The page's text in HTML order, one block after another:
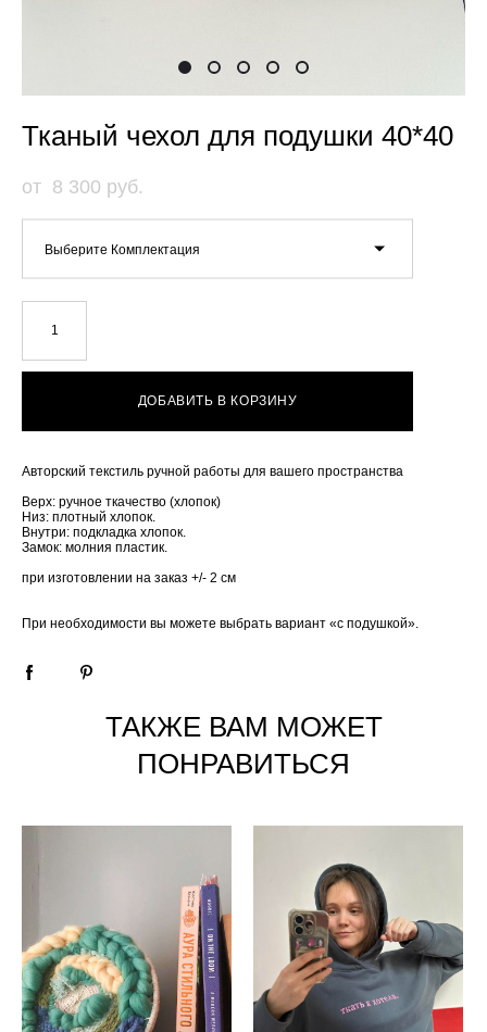
Тканый чехол для подушки 40*40
от 8 300 pуб.
Выберите Комплектация
ДОБАВИТЬ В КОРЗИНУ
Авторский текстиль ручной работы для вашего пространства
Верх: ручное ткачество (хлопок)
Низ: плотный хлопок.
Внутри: подкладка хлопок.
Замок: молния пластик.
при изготовлении на заказ +/- 2 см
При необходимости вы можете выбрать вариант «с подушкой».
ТАКЖЕ ВАМ МОЖЕТ
ПОНРАВИТЬСЯ